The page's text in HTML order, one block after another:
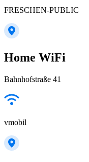
FRESCHEN-PUBLIC
Home WiFi
Bahnhofstraße 41
vmobil